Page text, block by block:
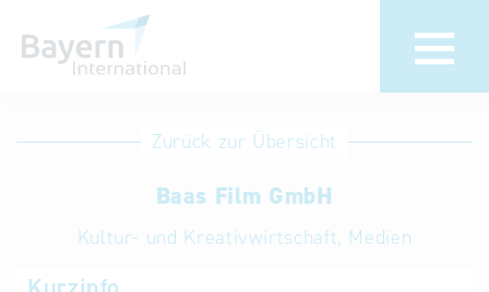
Anmeldung
Unternehmen
Eintrag
löschen
Aktualisieren
Zurück zur Übersicht
Baas Film GmbH
Kultur- und Kreativwirtschaft, Medien